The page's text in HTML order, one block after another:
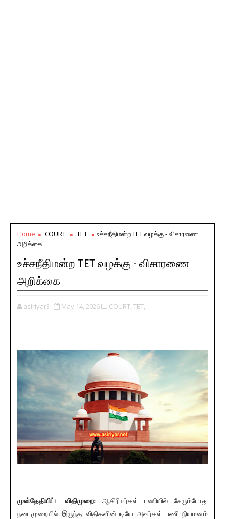
Home COURT TET
உச்சநீதிமன்ற TET வழக்கு - விசாரணை
அறிக்கை
உச்சநீதிமன்ற TET வழக்கு - விசாரணை
அறிக்கை
asiriyar3 May 14, 2026 COURT, TET,
முன்தேதியிட்ட விதிமுறை: ஆசிரியர்கள் பணியில் சேரும்போது
நடைமுறையில் இருந்த விதிகளின்படியே அவர்கள் பணி நியமனம்